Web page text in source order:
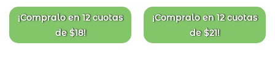
de
deseos
¡Compralo en12 cuotas
de$18!
de
deseos
¡Compralo en12 cuotas
de$21!